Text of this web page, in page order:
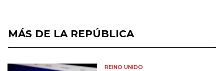
MÁS DE LA REPÚBLICA
REINO UNIDO